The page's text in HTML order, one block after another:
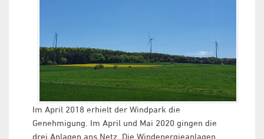
Im April 2018 erhielt der Windpark die
Genehmigung. Im April und Mai 2020 gingen die
drei Anlagen ans Netz. Die Windenergieanlagen